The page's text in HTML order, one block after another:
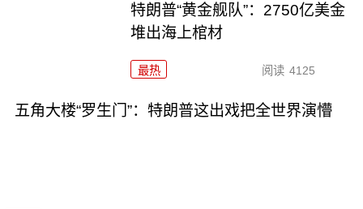
特朗普“黄金舰队”：2750亿美金
堆出海上棺材
最热 阅读 4125
五角大楼“罗生门”：特朗普这出戏把全世界演懵